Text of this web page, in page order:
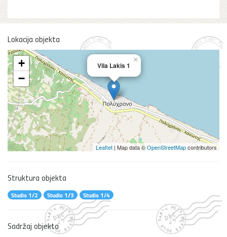
Lokacija objekta
Vila Lakis 1
×
+
−
Leaflet | Map data ©OpenStreetMapcontributors
Struktura objekta
Studio 1/2 Studio 1/3 Studio 1/4
Sadržaj objekta